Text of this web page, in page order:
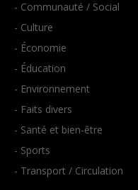
- Communauté / Social
- Culture
- Économie
- Éducation
- Environnement
- Faits divers
- Santé et bien-être
- Sports
- Transport / Circulation